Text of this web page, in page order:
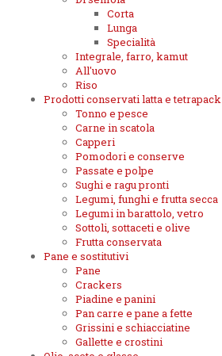
Corta
Lunga
Specialità
Integrale, farro, kamut
All'uovo
Riso
Prodotti conservati latta e tetrapack
Tonno e pesce
Carne in scatola
Capperi
Pomodori e conserve
Passate e polpe
Sughi e ragu pronti
Legumi, funghi e frutta secca
Legumi in barattolo, vetro
Sottoli, sottaceti e olive
Frutta conservata
Pane e sostitutivi
Pane
Crackers
Piadine e panini
Pan carre e pane a fette
Grissini e schiacciatine
Gallette e crostini